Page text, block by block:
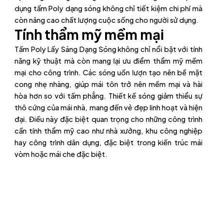
dụng tấm Poly dạng sóng không chỉ tiết kiệm chi phí mà
còn nâng cao chất lượng cuộc sống cho người sử dụng.
Tính thẩm mỹ mềm mại
Tấm Poly Lấy Sáng Dạng Sóng không chỉ nổi bật với tính
năng kỹ thuật mà còn mang lại ưu điểm thẩm mỹ mềm
mại cho công trình. Các sóng uốn lượn tạo nên bề mặt
cong nhẹ nhàng, giúp mái tôn trở nên mềm mại và hài
hòa hơn so với tấm phẳng. Thiết kế sóng giảm thiểu sự
thô cứng của mái nhà, mang đến vẻ đẹp linh hoạt và hiện
đại. Điều này đặc biệt quan trọng cho những công trình
cần tính thẩm mỹ cao như nhà xưởng, khu công nghiệp
hay công trình dân dụng, đặc biệt trong kiến trúc mái
vòm hoặc mái che đặc biệt.